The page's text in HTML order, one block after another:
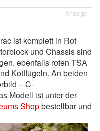
Anzeige
ist komplett in Rot
und Chassis sind
ebenfalls roten TSA
Kotflügeln. An beiden
– C-
Modell ist unter der
Shopbestellbar und